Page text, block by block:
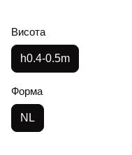
Висота
h0.4-0.5m
Форма
NL